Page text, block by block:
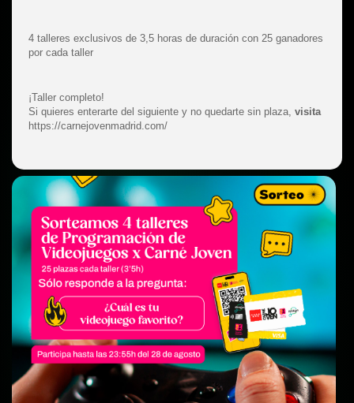
4 talleres exclusivos de 3,5 horas de duración con 25 ganadores
por cada taller
¡Taller completo!
Si quieres enterarte del siguiente y no quedarte sin plaza, visita
https://carnejovenmadrid.com/